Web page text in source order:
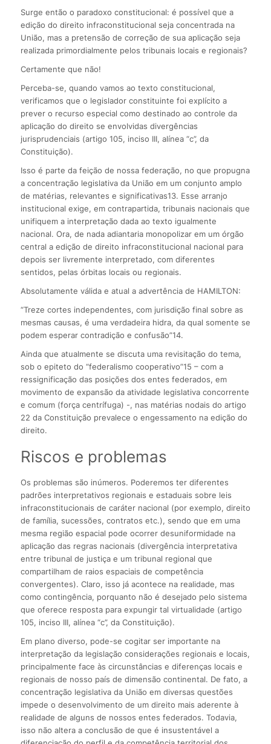
Surge então o paradoxo constitucional: é possível que a
edição do direito infraconstitucional seja concentrada na
União, mas a pretensão de correção de sua aplicação seja
realizada primordialmente pelos tribunais locais e regionais?
Certamente que não!
Perceba-se, quando vamos ao texto constitucional,
verificamos que o legislador constituinte foi explícito a
prever o recurso especial como destinado ao controle da
aplicação do direito se envolvidas divergências
jurisprudenciais (artigo 105, inciso III, alínea “c”, da
Constituição).
Isso é parte da feição de nossa federação, no que propugna
a concentração legislativa da União em um conjunto amplo
de matérias, relevantes e significativas13. Esse arranjo
institucional exige, em contrapartida, tribunais nacionais que
unifiquem a interpretação dada ao texto igualmente
nacional. Ora, de nada adiantaria monopolizar em um órgão
central a edição de direito infraconstitucional nacional para
depois ser livremente interpretado, com diferentes
sentidos, pelas órbitas locais ou regionais.
Absolutamente válida e atual a advertência de HAMILTON:
“Treze cortes independentes, com jurisdição final sobre as
mesmas causas, é uma verdadeira hidra, da qual somente se
podem esperar contradição e confusão”14.
Ainda que atualmente se discuta uma revisitação do tema,
sob o epiteto do “federalismo cooperativo”15 – com a
ressignificação das posições dos entes federados, em
movimento de expansão da atividade legislativa concorrente
e comum (força centrífuga) -, nas matérias nodais do artigo
22 da Constituição prevalece o engessamento na edição do
direito.
Riscos e problemas
Os problemas são inúmeros. Poderemos ter diferentes
padrões interpretativos regionais e estaduais sobre leis
infraconstitucionais de caráter nacional (por exemplo, direito
de família, sucessões, contratos etc.), sendo que em uma
mesma região espacial pode ocorrer desuniformidade na
aplicação das regras nacionais (divergência interpretativa
entre tribunal de justiça e um tribunal regional que
compartilham de raios espaciais de competência
convergentes). Claro, isso já acontece na realidade, mas
como contingência, porquanto não é desejado pelo sistema
que oferece resposta para expungir tal virtualidade (artigo
105, inciso III, alínea “c”, da Constituição).
Em plano diverso, pode-se cogitar ser importante na
interpretação da legislação considerações regionais e locais,
principalmente face às circunstâncias e diferenças locais e
regionais de nosso país de dimensão continental. De fato, a
concentração legislativa da União em diversas questões
impede o desenvolvimento de um direito mais aderente à
realidade de alguns de nossos entes federados. Todavia,
isso não altera a conclusão de que é insustentável a